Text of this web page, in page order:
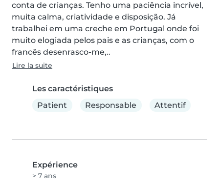
conta de crianças. Tenho uma paciência incrível,
muita calma, criatividade e disposição. Já
trabalhei em uma creche em Portugal onde foi
muito elogiada pelos pais e as crianças, com o
francês desenrasco-me,..
Lire la suite
Les caractéristiques
Patient
Responsable Attentif
Expérience
> 7 ans